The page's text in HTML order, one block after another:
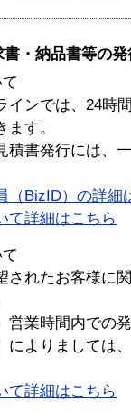
書・納品書等の
インでは、24時
す。
積書発行には、
（BizID）の詳細
て詳細はこちら
されたお客様に
営業時間内での
によりましては
て詳細はこちら